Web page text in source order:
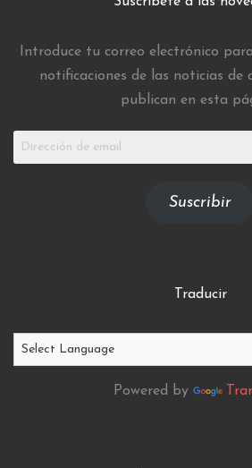
Introduce tu correo electrónico
notificaciones de las noticias de
publican en esta
Dirección
Suscribir
Traducir
Powered by